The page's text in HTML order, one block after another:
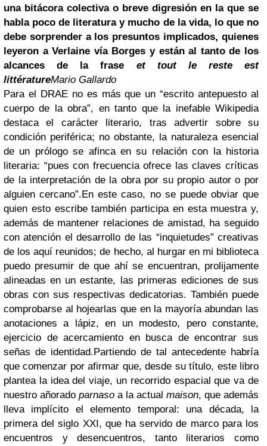
una bitácora colectiva o breve digresión en la que se
habla poco de literatura y mucho de la vida, lo que no
debe sorprender a los presuntos implicados, quienes
leyeron a Verlaine vía Borges y están al tanto de los
alcances de la frase et tout le reste est
littératureMario Gallardo
Para el DRAE no es más que un “escrito antepuesto al
cuerpo de la obra”, en tanto que la inefable Wikipedia
destaca el carácter literario, tras advertir sobre su
condición periférica; no obstante, la naturaleza esencial
de un prólogo se afinca en su relación con la historia
literaria: “pues con frecuencia ofrece las claves críticas
de la interpretación de la obra por su propio autor o por
alguien cercano”.En este caso, no se puede obviar que
quien esto escribe también participa en esta muestra y,
además de mantener relaciones de amistad, ha seguido
con atención el desarrollo de las “inquietudes” creativas
de los aquí reunidos; de hecho, al hurgar en mi biblioteca
puedo presumir de que ahí se encuentran, prolijamente
alineadas en un estante, las primeras ediciones de sus
obras con sus respectivas dedicatorias. También puede
comprobarse al hojearlas que en la mayoría abundan las
anotaciones a lápiz, en un modesto, pero constante,
ejercicio de acercamiento en busca de encontrar sus
señas de identidad.Partiendo de tal antecedente habría
que comenzar por afirmar que, desde su título, este libro
plantea la idea del viaje, un recorrido espacial que va de
nuestro añorado parnaso a la actual maison, que además
lleva implícito el elemento temporal: una década, la
primera del siglo XXI, que ha servido de marco para los
encuentros y desencuentros, tanto literarios como